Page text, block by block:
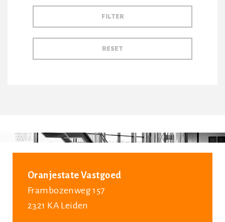
Oranjestate Vastgoed
Frambozenweg 157
2321 KA Leiden